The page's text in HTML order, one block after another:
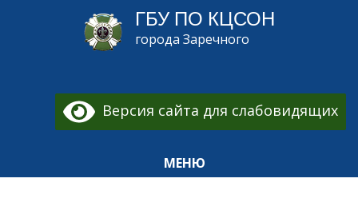
ГБУ ПО КЦСОН
города Заречного
Версия сайта для слабовидящих
МЕНЮ